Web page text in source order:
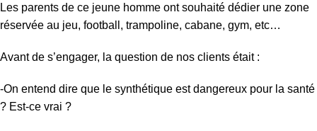
Les parents de ce jeune homme ont souhaité dédier une zone
réservée au jeu, football, trampoline, cabane, gym, etc…
Avant de s’engager, la question de nos clients était :
-On entend dire que le synthétique est dangereux pour la santé
? Est-ce vrai ?